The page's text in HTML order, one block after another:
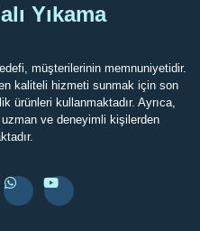
Yıkama
müşterilerinin memnuniyetidir.
kaliteli hizmeti sunmak için son
ürünleri kullanmaktadır. Ayrıca,
ve deneyimli kişilerden